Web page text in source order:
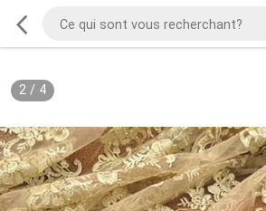
2/ 4